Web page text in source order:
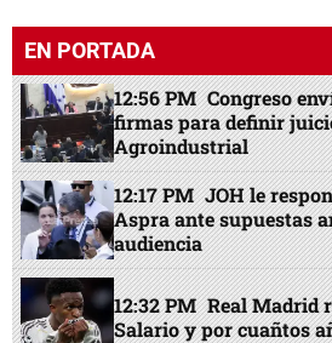
EN PORTADA
12:56 PM Congreso
firmas para definir
Agroindustrial
12:17 PM JOH le
Aspra ante supuestas
audiencia
12:32 PM Real Madrid
Salario y por cuañtos